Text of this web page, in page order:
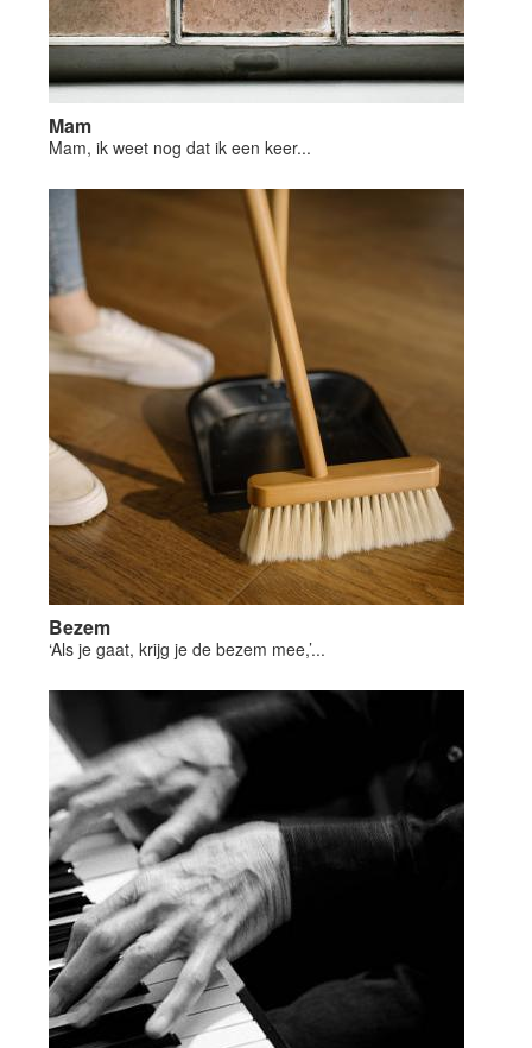
Mam
Mam, ik weet nog dat ik een keer...
Bezem
‘Als je gaat, krijg je de bezem mee,’...